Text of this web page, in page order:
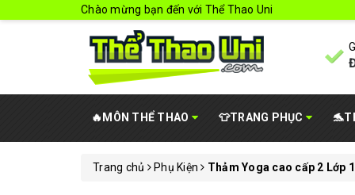
Chào mừng bạn đến với Thể Thao Uni
🔥MÔN THỂ THAO 👕TRANG PHỤC
Trang chủ Phụ Kiện Thảm Yoga cao cấp 2 Lớp